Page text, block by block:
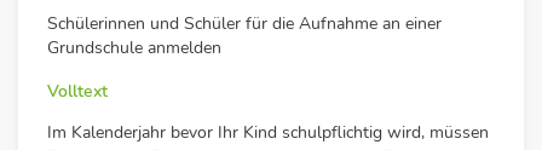
Schülerinnen und Schüler für die Aufnahme an einer
Grundschule anmelden
Volltext
Im Kalenderjahr bevor Ihr Kind schulpflichtig wird, müssen